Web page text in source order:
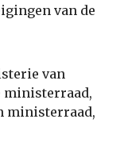
van de
van
ministerraad,
ministerraad,